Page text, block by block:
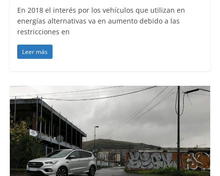
En 2018 el interés por los vehículos que utilizan en
energías alternativas va en aumento debido a las
restricciones en
Leer más